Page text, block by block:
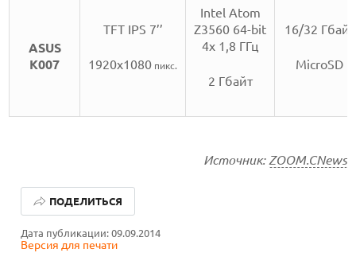
ASUS
K007
TFT IPS 7’’
1920х1080 пикс.
Intel Atom
Z3560 64-bit
4х 1,8 ГГц
2 Гбайт
16/32 Гбайт
MicroSD
Источник: ZOOM.CNews
Дата публикации: 09.09.2014
Версия для печати
ПОДЕЛИТЬСЯ
ЛУЧШИЕ ВИДЕОРЕГИСТРАТОРЫ В 2026 ГОДУ
КАК БЕЗОПАСНО КУПИТЬ Б/У СМАРТФОН